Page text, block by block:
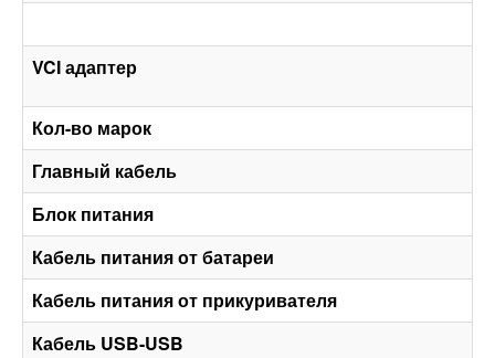
VCI адаптер
Кол-во марок
Главный кабель
Блок питания
Кабель питания от батареи
Кабель питания от прикуривателя
Кабель USB-USB